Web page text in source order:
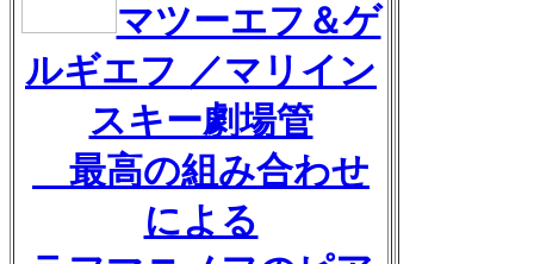
マツーエフ＆ゲ
ルギエフ ／マリイン
スキー劇場管
最高の組み合わせ
による